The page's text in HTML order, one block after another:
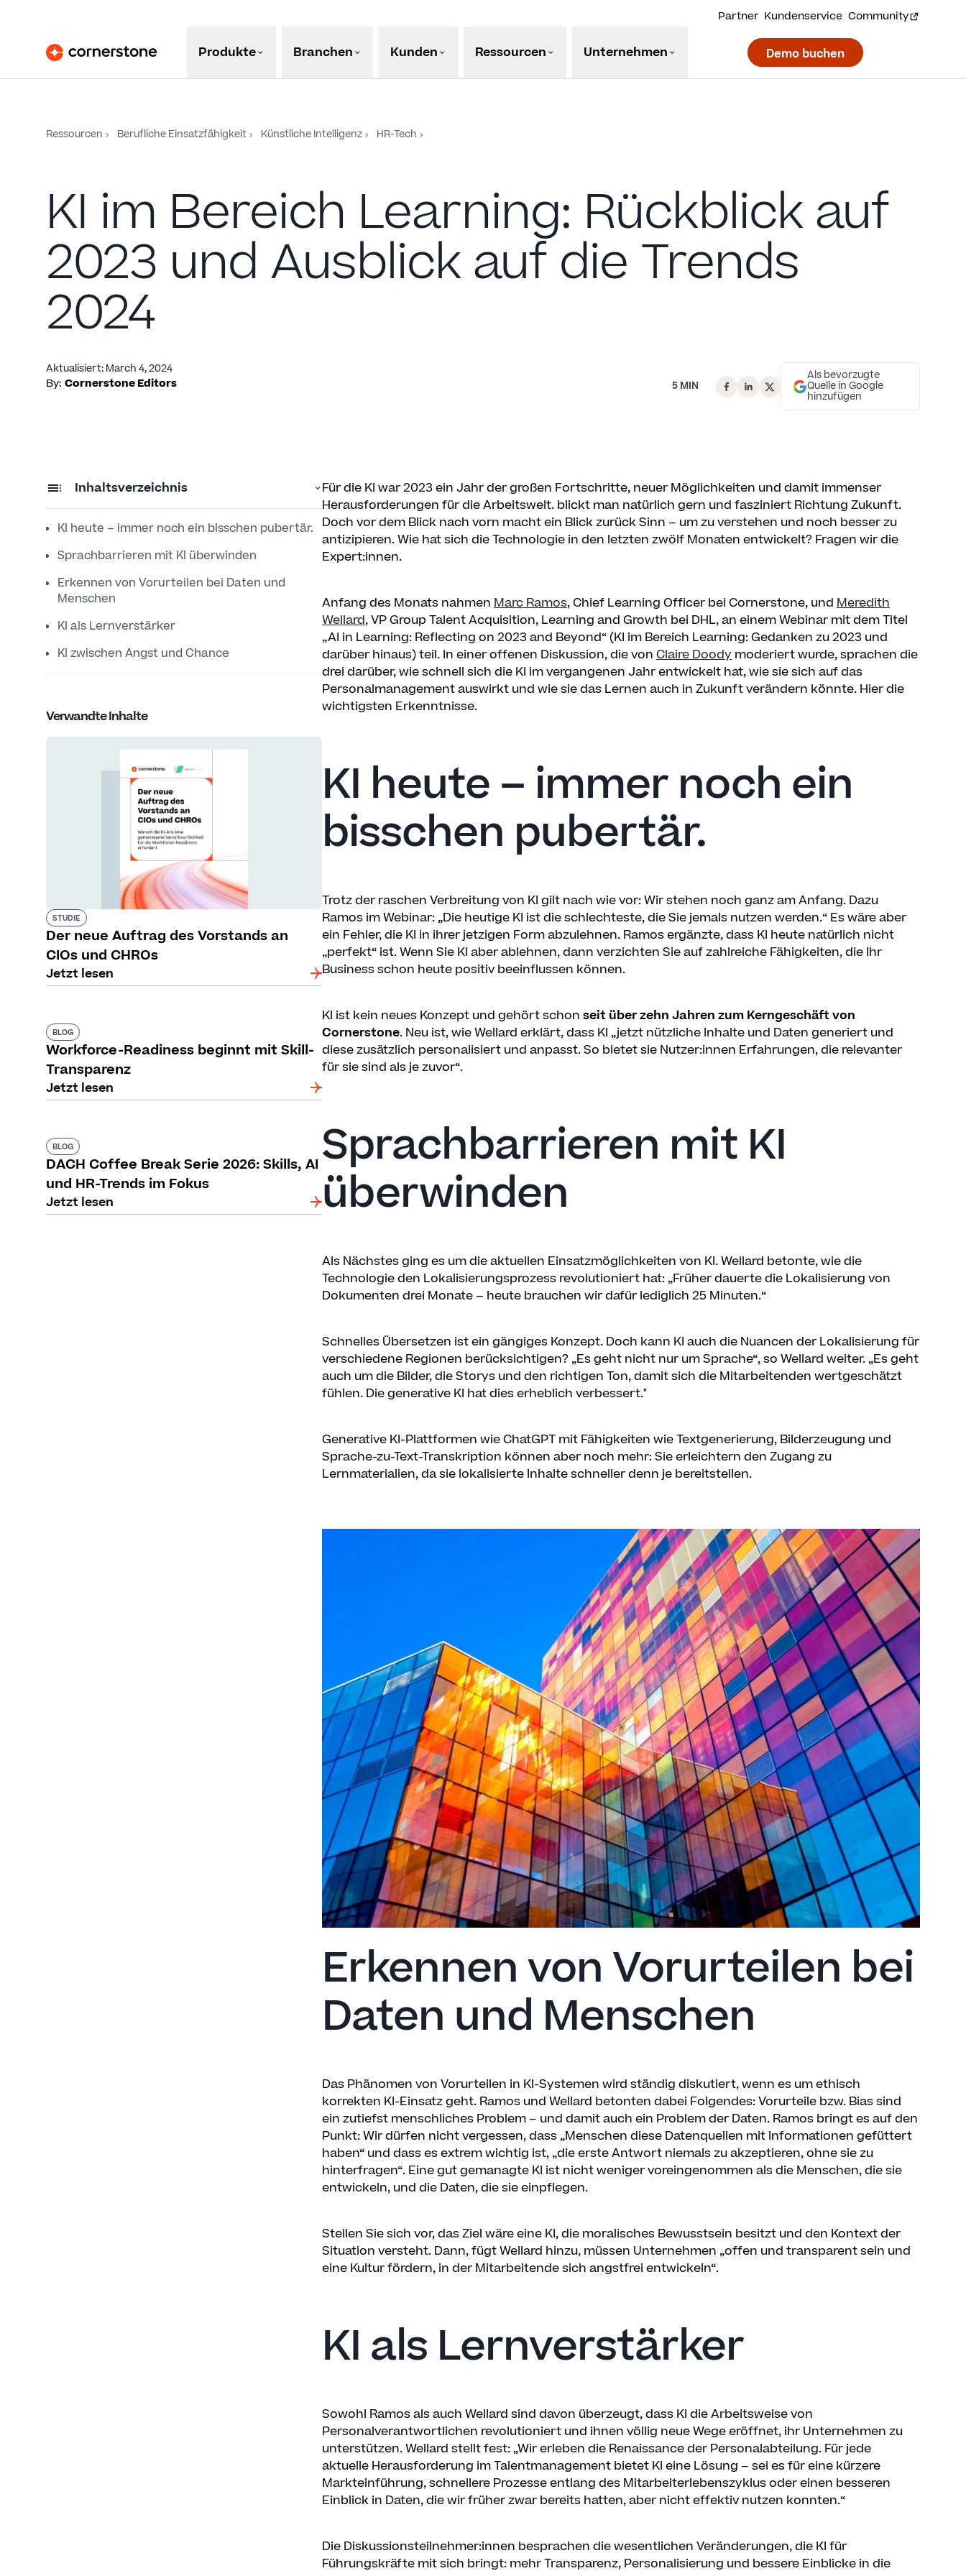
Partner Kundenservice Community
Produkte Branchen Kunden Ressourcen Unternehmen Demo buchen
Ressourcen Berufliche Einsatzfähigkeit Künstliche Intelligenz HR-Tech
KI im Bereich Learning: Rückblick auf
2023 und Ausblick auf die Trends
2024
Aktualisiert: March 4, 2024
By: Cornerstone Editors 5 MIN
Als bevorzugte
Quelle in Google
hinzufügen
Inhaltsverzeichnis
KI heute – immer noch ein bisschen pubertär.
Sprachbarrieren mit KI überwinden
Erkennen von Vorurteilen bei Daten und
Menschen
KI als Lernverstärker
KI zwischen Angst und Chance
Verwandte Inhalte
STUDIE
Der neue Auftrag des Vorstands an
CIOs und CHROs
Jetzt lesen
BLOG
Workforce-Readiness beginnt mit Skill-
Transparenz
Jetzt lesen
BLOG
DACH Coffee Break Serie 2026: Skills, AI
und HR-Trends im Fokus
Jetzt lesen
Für die KI war 2023 ein Jahr der großen Fortschritte, neuer Möglichkeiten und damit immenser
Herausforderungen für die Arbeitswelt. blickt man natürlich gern und fasziniert Richtung Zukunft.
Doch vor dem Blick nach vorn macht ein Blick zurück Sinn – um zu verstehen und noch besser zu
antizipieren. Wie hat sich die Technologie in den letzten zwölf Monaten entwickelt? Fragen wir die
Expert:innen.
Anfang des Monats nahmen Marc Ramos, Chief Learning Officer bei Cornerstone, und Meredith
Wellard, VP Group Talent Acquisition, Learning and Growth bei DHL, an einem Webinar mit dem Titel
„AI in Learning: Reflecting on 2023 and Beyond“ (KI im Bereich Learning: Gedanken zu 2023 und
darüber hinaus) teil. In einer offenen Diskussion, die von Claire Doody moderiert wurde, sprachen die
drei darüber, wie schnell sich die KI im vergangenen Jahr entwickelt hat, wie sie sich auf das
Personalmanagement auswirkt und wie sie das Lernen auch in Zukunft verändern könnte. Hier die
wichtigsten Erkenntnisse.
KI heute – immer noch ein
bisschen pubertär.
Trotz der raschen Verbreitung von KI gilt nach wie vor: Wir stehen noch ganz am Anfang. Dazu
Ramos im Webinar: „Die heutige KI ist die schlechteste, die Sie jemals nutzen werden.“ Es wäre aber
ein Fehler, die KI in ihrer jetzigen Form abzulehnen. Ramos ergänzte, dass KI heute natürlich nicht
„perfekt“ ist. Wenn Sie KI aber ablehnen, dann verzichten Sie auf zahlreiche Fähigkeiten, die Ihr
Business schon heute positiv beeinflussen können.
KI ist kein neues Konzept und gehört schon seit über zehn Jahren zum Kerngeschäft von
Cornerstone. Neu ist, wie Wellard erklärt, dass KI „jetzt nützliche Inhalte und Daten generiert und
diese zusätzlich personalisiert und anpasst. So bietet sie Nutzer:innen Erfahrungen, die relevanter
für sie sind als je zuvor“.
Sprachbarrieren mit KI
überwinden
Als Nächstes ging es um die aktuellen Einsatzmöglichkeiten von KI. Wellard betonte, wie die
Technologie den Lokalisierungsprozess revolutioniert hat: „Früher dauerte die Lokalisierung von
Dokumenten drei Monate – heute brauchen wir dafür lediglich 25 Minuten.“
Schnelles Übersetzen ist ein gängiges Konzept. Doch kann KI auch die Nuancen der Lokalisierung für
verschiedene Regionen berücksichtigen? „Es geht nicht nur um Sprache“, so Wellard weiter. „Es geht
auch um die Bilder, die Storys und den richtigen Ton, damit sich die Mitarbeitenden wertgeschätzt
fühlen. Die generative KI hat dies erheblich verbessert."
Generative KI-Plattformen wie ChatGPT mit Fähigkeiten wie Textgenerierung, Bilderzeugung und
Sprache-zu-Text-Transkription können aber noch mehr: Sie erleichtern den Zugang zu
Lernmaterialien, da sie lokalisierte Inhalte schneller denn je bereitstellen.
Erkennen von Vorurteilen bei
Daten und Menschen
Das Phänomen von Vorurteilen in KI-Systemen wird ständig diskutiert, wenn es um ethisch
korrekten KI-Einsatz geht. Ramos und Wellard betonten dabei Folgendes: Vorurteile bzw. Bias sind
ein zutiefst menschliches Problem – und damit auch ein Problem der Daten. Ramos bringt es auf den
Punkt: Wir dürfen nicht vergessen, dass „Menschen diese Datenquellen mit Informationen gefüttert
haben“ und dass es extrem wichtig ist, „die erste Antwort niemals zu akzeptieren, ohne sie zu
hinterfragen“. Eine gut gemanagte KI ist nicht weniger voreingenommen als die Menschen, die sie
entwickeln, und die Daten, die sie einpflegen.
Stellen Sie sich vor, das Ziel wäre eine KI, die moralisches Bewusstsein besitzt und den Kontext der
Situation versteht. Dann, fügt Wellard hinzu, müssen Unternehmen „offen und transparent sein und
eine Kultur fördern, in der Mitarbeitende sich angstfrei entwickeln“.
KI als Lernverstärker
Sowohl Ramos als auch Wellard sind davon überzeugt, dass KI die Arbeitsweise von
Personalverantwortlichen revolutioniert und ihnen völlig neue Wege eröffnet, ihr Unternehmen zu
unterstützen. Wellard stellt fest: „Wir erleben die Renaissance der Personalabteilung. Für jede
aktuelle Herausforderung im Talentmanagement bietet KI eine Lösung – sei es für eine kürzere
Markteinführung, schnellere Prozesse entlang des Mitarbeiterlebenszyklus oder einen besseren
Einblick in Daten, die wir früher zwar bereits hatten, aber nicht effektiv nutzen konnten.“
Die Diskussionsteilnehmer:innen besprachen die wesentlichen Veränderungen, die KI für
Führungskräfte mit sich bringt: mehr Transparenz, Personalisierung und bessere Einblicke in die